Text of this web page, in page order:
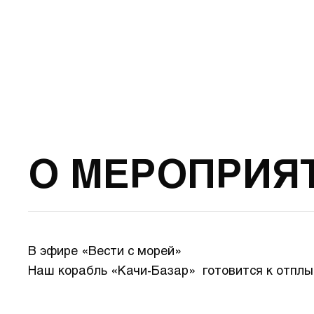
О
В эфире «Вести с морей»
Наш корабль «Качи-Базар» готовится к